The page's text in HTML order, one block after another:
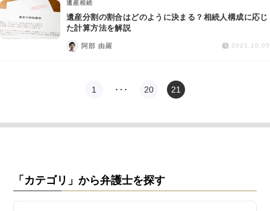
労働問題
債権回収
遺産相続
遺産分割の割合はどのように決まる？相続人構成に応じ
た計算方法を解説
阿部 由羅 2021.10.05
1 … 20 21
「カテゴリ」から弁護士を探す